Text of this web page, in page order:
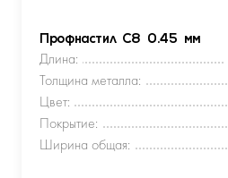
Профнастил С8 0.45 мм
Длина:
Толщина металла:
Цвет:
Покрытие:
Ширина общая: